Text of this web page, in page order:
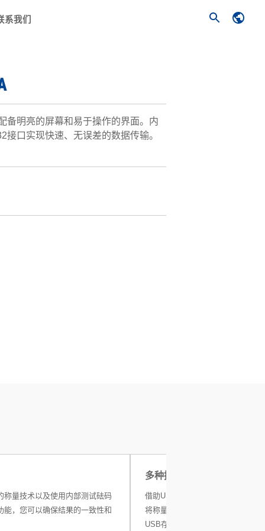
系我们
备明亮的屏幕和易于操作的界面。内
口实现快速、无误差的数据传输。
称量技术以及使用内部测试砝码
能，您可以确保结果的一致性和
多种接口
借助USB-A和RS232接口，您可以
将称量数据传输至打印机或PC，
USB存储设备进行简单的数据传输